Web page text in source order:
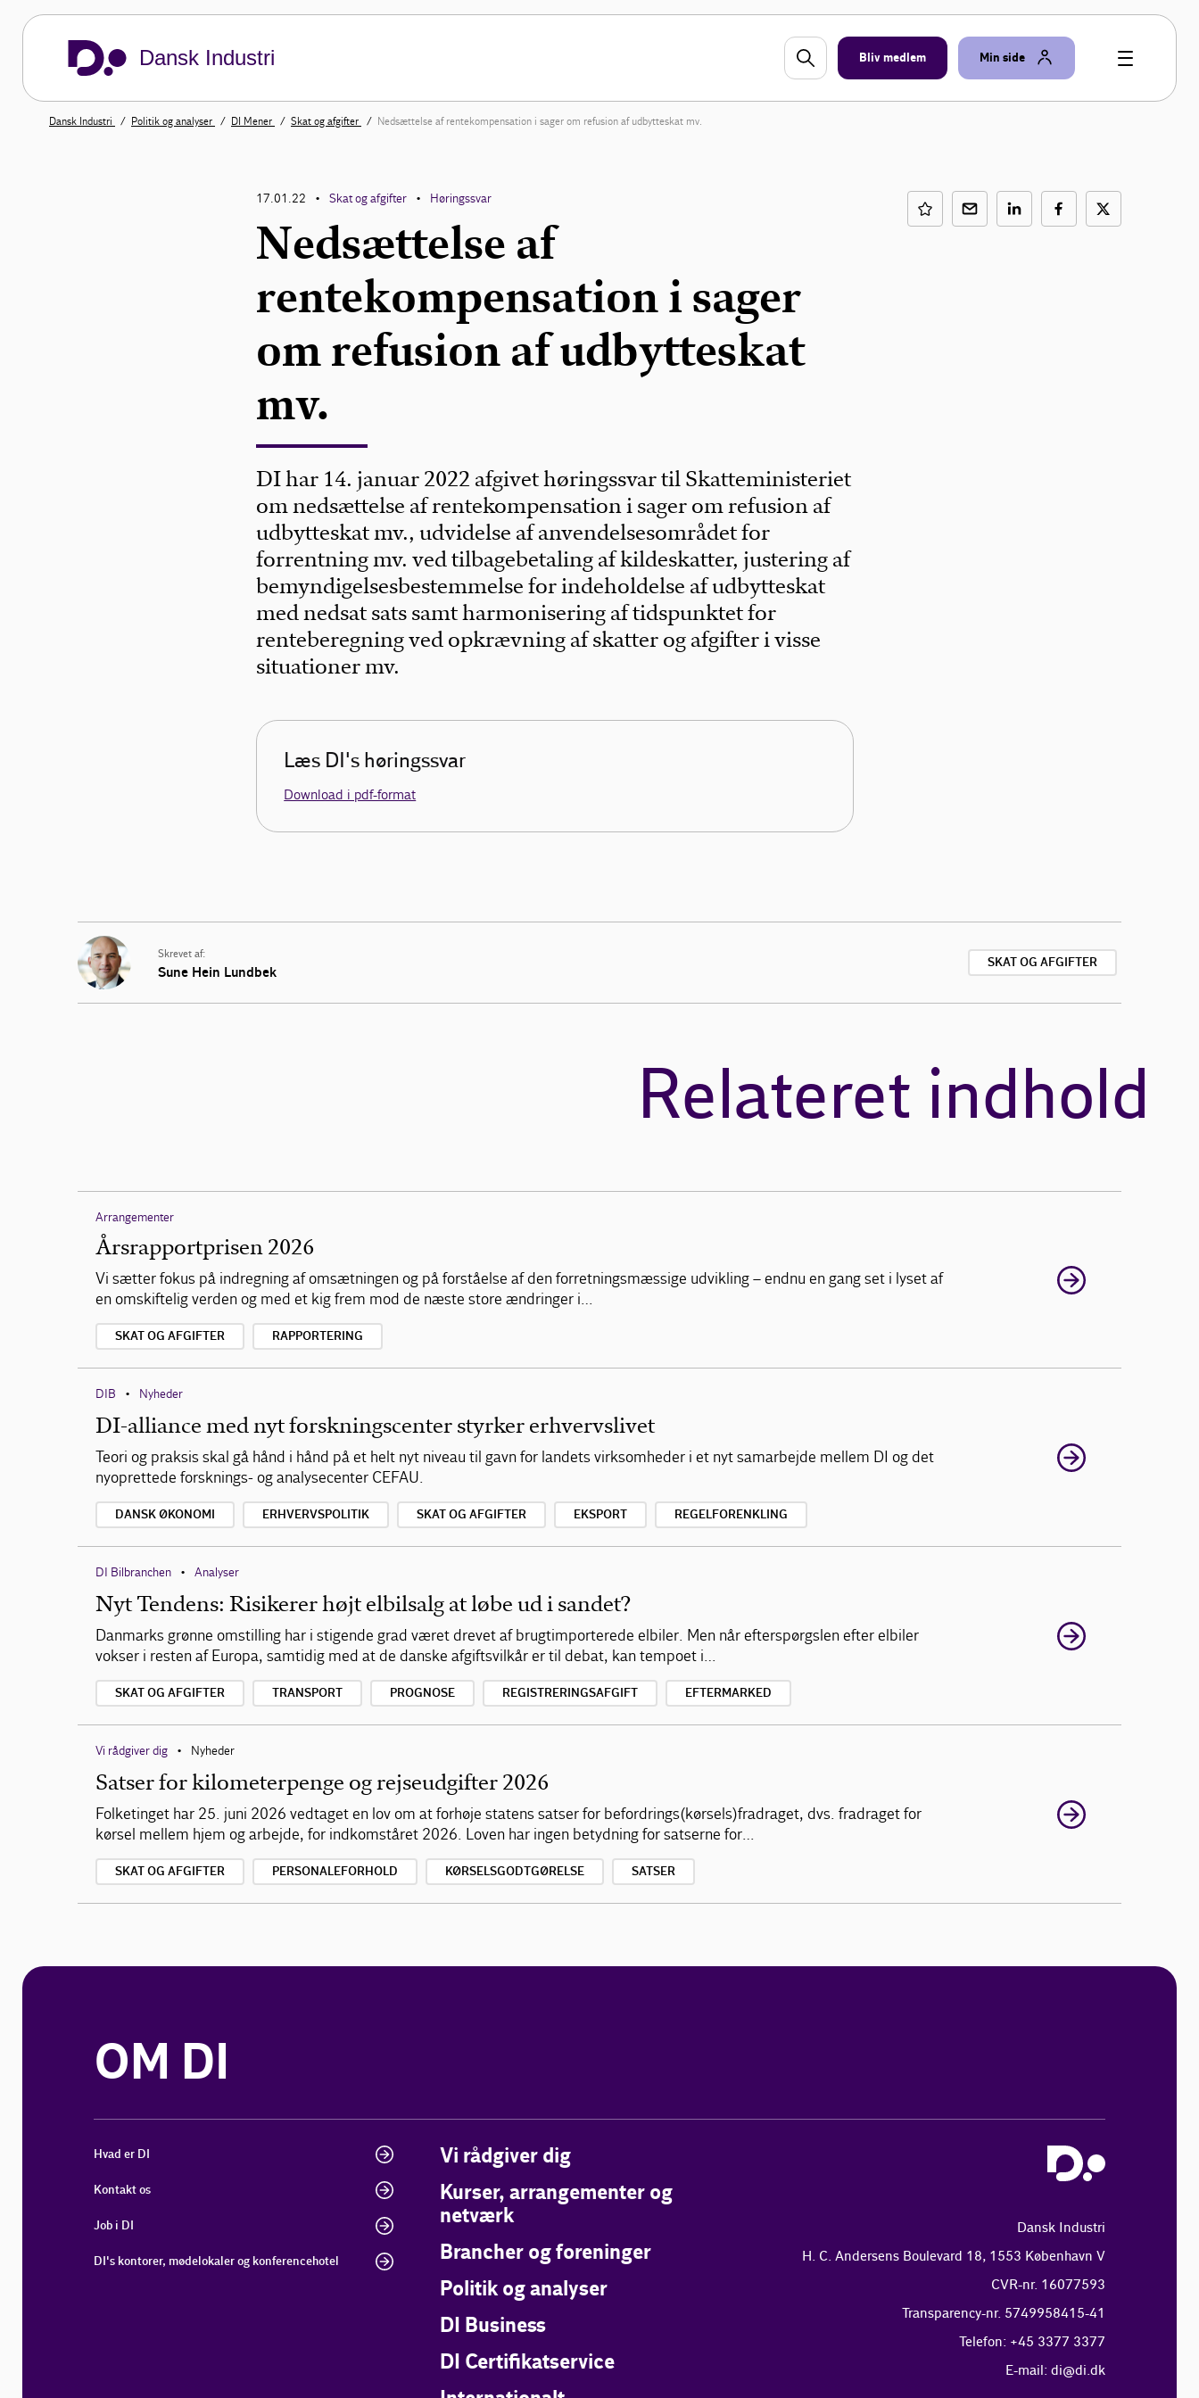
Dansk Industri Bliv medlem Min side
Dansk Industri Politik og analyser DI Mener Skat og afgifter Nedsættelse af rentekompensation i sager om refusion af udbytteskat mv.
17.01.22 • Skat og afgifter • Høringssvar
Nedsættelse af
rentekompensation i sager
om refusion af udbytteskat
mv.
DI har 14. januar 2022 afgivet høringssvar til Skatteministeriet
om nedsættelse af rentekompensation i sager om refusion af
udbytteskat mv., udvidelse af anvendelsesområdet for
forrentning mv. ved tilbagebetaling af kildeskatter, justering af
bemyndigelsesbestemmelse for indeholdelse af udbytteskat
med nedsat sats samt harmonisering af tidspunktet for
renteberegning ved opkrævning af skatter og afgifter i visse
situationer mv.
Læs DI's høringssvar
Download i pdf-format
Skrevet af:
Sune Hein Lundbek
SKAT OG AFGIFTER
Relateret indhold
Arrangementer
Årsrapportprisen 2026
Vi sætter fokus på indregning af omsætningen og på forståelse af den forretningsmæssige udvikling – endnu en gang set i lyset af
en omskiftelig verden og med et kig frem mod de næste store ændringer i…
SKAT OG AFGIFTER RAPPORTERING
DIB • Nyheder
DI-alliance med nyt forskningscenter styrker erhvervslivet
Teori og praksis skal gå hånd i hånd på et helt nyt niveau til gavn for landets virksomheder i et nyt samarbejde mellem DI og det
nyoprettede forsknings- og analysecenter CEFAU.
DANSK ØKONOMI ERHVERVSPOLITIK SKAT OG AFGIFTER EKSPORT REGELFORENKLING
DI Bilbranchen • Analyser
Nyt Tendens: Risikerer højt elbilsalg at løbe ud i sandet?
Danmarks grønne omstilling har i stigende grad været drevet af brugtimporterede elbiler. Men når efterspørgslen efter elbiler
vokser i resten af Europa, samtidig med at de danske afgiftsvilkår er til debat, kan tempoet i…
SKAT OG AFGIFTER TRANSPORT PROGNOSE REGISTRERINGSAFGIFT EFTERMARKED
Vi rådgiver dig • Nyheder
Satser for kilometerpenge og rejseudgifter 2026
Folketinget har 25. juni 2026 vedtaget en lov om at forhøje statens satser for befordrings(kørsels)fradraget, dvs. fradraget for
kørsel mellem hjem og arbejde, for indkomståret 2026. Loven har ingen betydning for satserne for…
SKAT OG AFGIFTER PERSONALEFORHOLD KØRSELSGODTGØRELSE SATSER
OM DI
Hvad er DI
Kontakt os
Job i DI
DI's kontorer, mødelokaler og konferencehotel
Vi rådgiver dig
Kurser, arrangementer og
netværk
Brancher og foreninger
Politik og analyser
DI Business
DI Certifikatservice
Dansk Industri
H. C. Andersens Boulevard 18, 1553 København V
CVR-nr. 16077593
Transparency-nr. 5749958415-41
Telefon: +45 3377 3377
E-mail: di@di.dk